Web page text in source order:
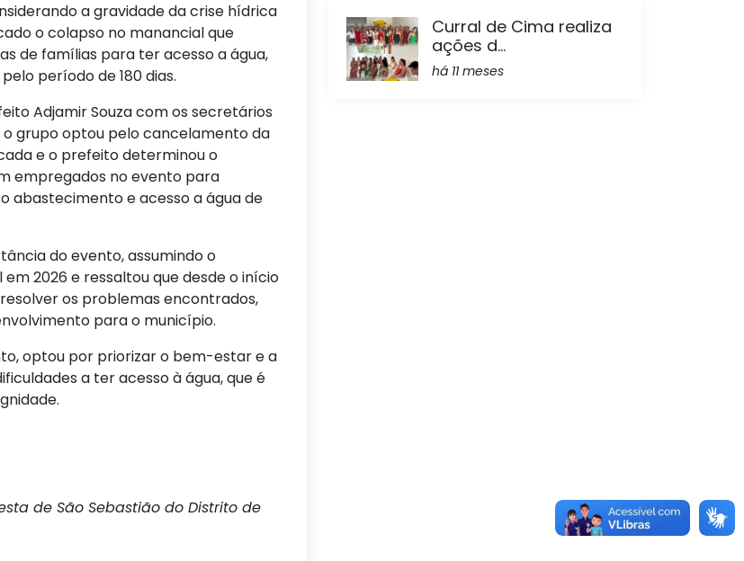
a gravidade da crise hídrica
o colapso no manancial que
de famílias para ter acesso a água,
período de 180 dias.
Adjamir Souza com os secretários
grupo optou pelo cancelamento da
e o prefeito determinou o
empregados no evento para
abastecimento e acesso a água de
do evento, assumindo o
2026 e ressaltou que desde o início
os problemas encontrados,
para o município.
optou por priorizar o bem-estar e a
a ter acesso à água, que é
de São Sebastião do Distrito de
Curral de Cima realiza
ações d...
há 11 meses